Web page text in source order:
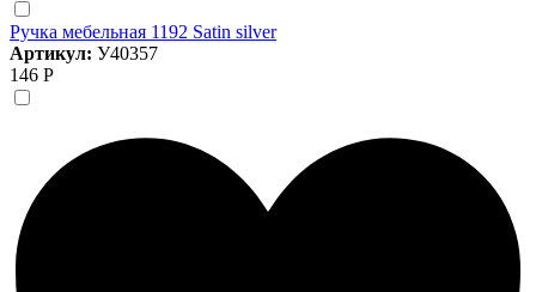
Ручка мебельная 1192 Satin silver
Артикул: У40357
146 Р